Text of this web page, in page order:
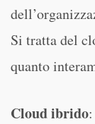
Si tratta del
quanto
Cloud ibrido